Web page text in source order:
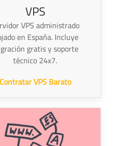
VPS
VPS administrado
en España. Incluye
gratis y soporte
técnico 24x7.
Contratar VPS Barato